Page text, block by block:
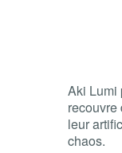
Aki Lumi
recouvre
leur
chaos.